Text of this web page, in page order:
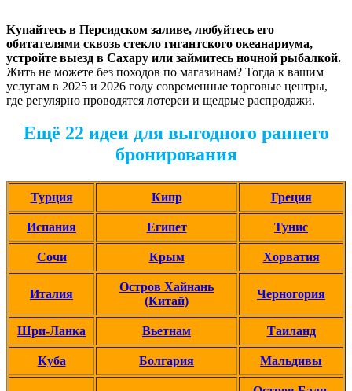
Купайтесь в Персидском заливе, любуйтесь его
обитателями сквозь стекло гигантского океанариума,
устройте выезд в Сахару или займитесь ночной рыбалкой.
Жить не можете без походов по магазинам? Тогда к вашим
услугам в 2025 и 2026 году современные торговые центры,
где регулярно проводятся лотереи и щедрые распродажи.
Ещё 22 идеи для выгодного раннего
бронирования
Турция Кипр Греция
Испания Египет Тунис
Сочи Крым Хорватия
Италия
Остров Хайнань
(Китай)
Черногория
Шри-Ланка Вьетнам Таиланд
Куба Болгария Мальдивы